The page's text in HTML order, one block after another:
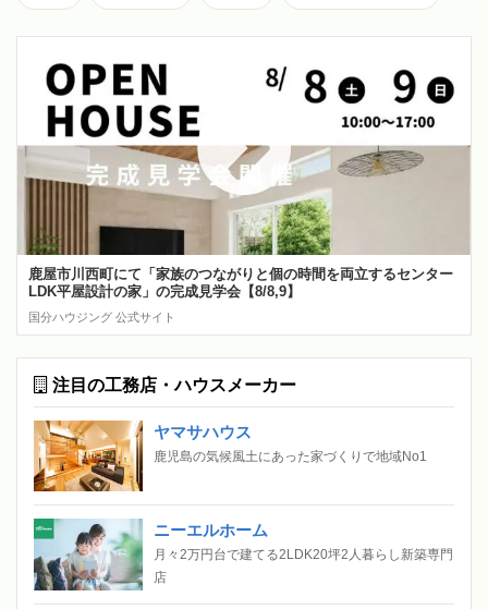
鹿屋市川西町にて「家族のつながりと個の時間を両立するセンター
LDK平屋設計の家」の完成見学会【8/8,9】
国分ハウジング 公式サイト
注目の工務店・ハウスメーカー
ヤマサハウス
鹿児島の気候風土にあった家づくりで地域No1
ニーエルホーム
月々2万円台で建てる2LDK20坪2人暮らし新築専門
店